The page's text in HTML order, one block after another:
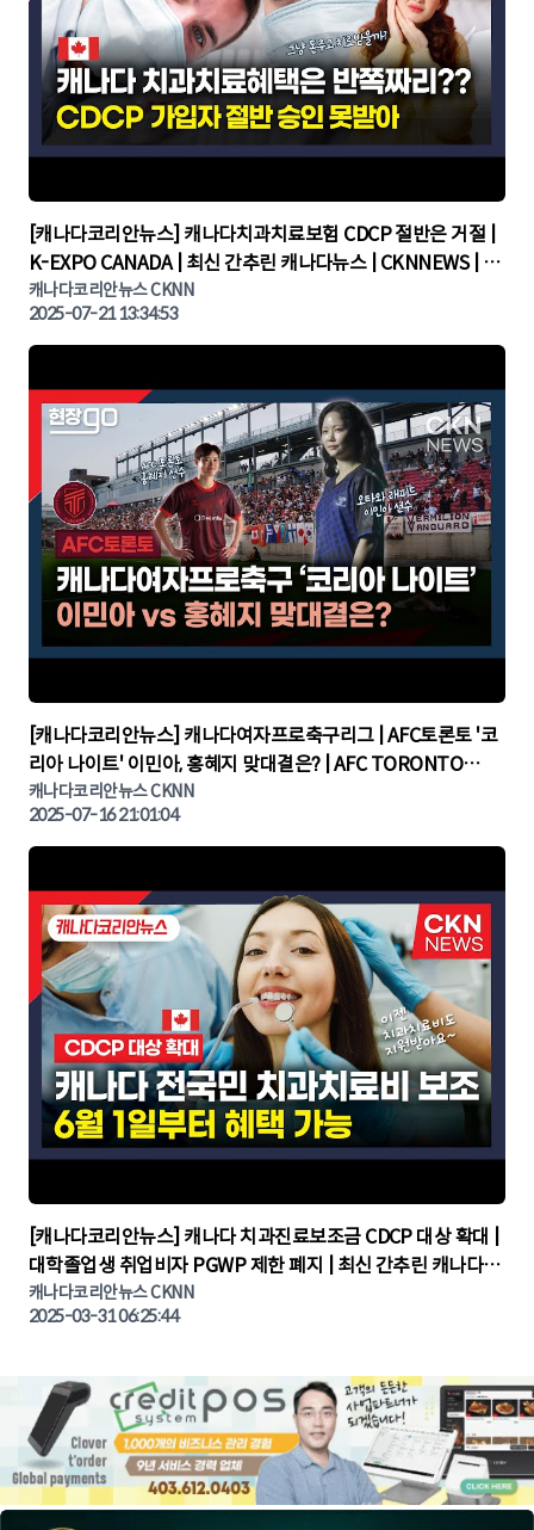
▶
[캐나다코리안뉴스] 캐나다치과치료보험 CDCP 절반은 거절 |
K-EXPO CANADA | 최신 간추린 캐나다뉴스 | CKNNEWS | 캐
나다뉴스 | 토론토뉴스
캐나다코리안뉴스 CKNN
2025-07-21 13:34:53
▶
[캐나다코리안뉴스] 캐나다여자프로축구리그 | AFC토론토 '코
리아 나이트' 이민아, 홍혜지 맞대결은? | AFC TORONTO
KOREA NIGHT | 캐나다뉴스 | 토론토뉴스
캐나다코리안뉴스 CKNN
2025-07-16 21:01:04
▶
[캐나다코리안뉴스] 캐나다 치과진료보조금 CDCP 대상 확대 |
대학졸업생 취업비자 PGWP 제한 폐지 | 최신 간추린 캐나다뉴
스 | CKNNEWS | 캐나다뉴스 | 토론토뉴스
캐나다코리안뉴스 CKNN
2025-03-31 06:25:44